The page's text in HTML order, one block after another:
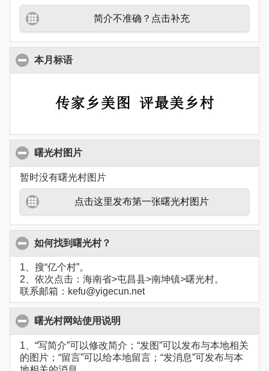
简介不准确？点击补充
本月标语
曙光村图片
暂时没有曙光村图片
点击这里发布第一张曙光村图片
如何找到曙光村？
1、搜“亿个村”。
2、依次点击：海南省>屯昌县>南坤镇>曙光村。
联系邮箱：kefu@yigecun.net
曙光村网站使用说明
1、“写简介”可以修改简介；“发图”可以发布与本地相关
的图片；“留言”可以给本地留言；“发消息”可发布与本